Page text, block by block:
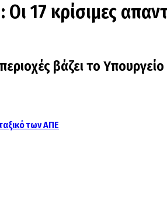
17 κρίσιμες
βάζει το